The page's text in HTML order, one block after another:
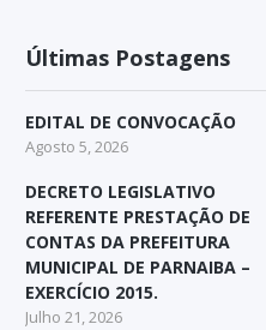
Últimas Postagens
EDITAL DE CONVOCAÇÃO
Agosto 5, 2026
DECRETO LEGISLATIVO
REFERENTE PRESTAÇÃO DE
CONTAS DA PREFEITURA
MUNICIPAL DE PARNAIBA –
EXERCÍCIO 2015.
Julho 21, 2026